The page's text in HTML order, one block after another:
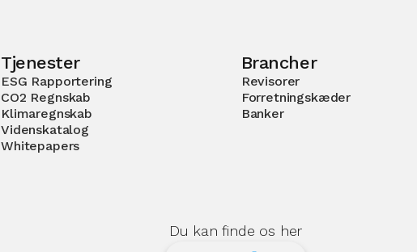
Tjenester
ESG Rapportering
CO2 Regnskab
Klimaregnskab
Videnskatalog
Whitepapers
Brancher
Revisorer
Forretningskæder
Banker
Du kan finde os her